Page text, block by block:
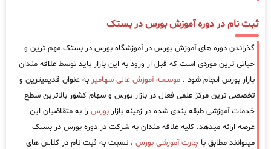
ثبت نام در دوره آموزش بورس در بستک
گذراندن دوره های آموزش بورس در آموزشگاه بورس در بستک مهم ترین و
حیاتی ترین موردی است که قبل از ورود به این بازار باید توسط علاقه مندان
بازار بورس انجام شود . موسسه آموزش عالی سهامیر به عنوان قدیمیترین و
تخصصی ترین مرکز علمی فعال در بازار بورس و سهام کشور بالاترین سطح
خدمات آموزشی طبقه بندی شده در زمینه بازار بورس را به متقاضیان این
عرصه ارائه میدهد. کلیه علاقه مندان به شرکت در دوره بورس در بستک
میتوانند مطابق با چارت آموزشی بورس ، نسبت به ثبت نام در کلاس های